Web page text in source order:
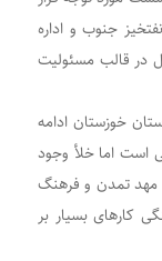
جنوب و اداره
در قالب مسئولیت
خوزستان ادامه
است اما خلأ وجود
مهد تمدن و فرهنگ
کارهای بسیار بر